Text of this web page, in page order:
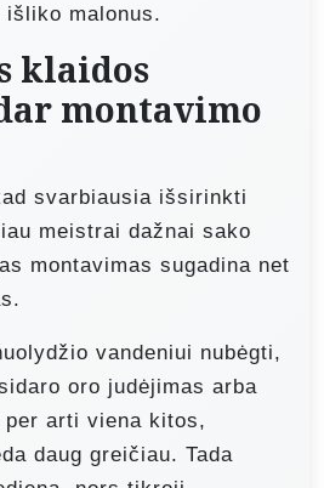
malonus.
klaidos
montavimo
svarbiausia išsirinkti
meistrai dažnai sako
montavimas sugadina net
vandeniui nubėgti,
oro judėjimas arba
per arti viena kitos,
daug greičiau. Tada